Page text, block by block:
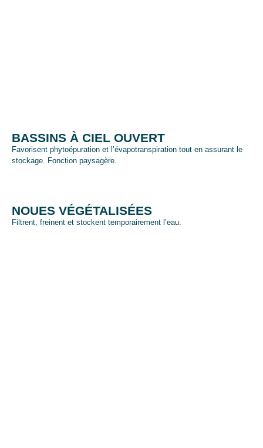
BASSINS À CIEL OUVERT
Favorisent phytoépuration et l’évapotranspiration tout en assurant le
stockage. Fonction paysagère.
NOUES VÉGÉTALISÉES
Filtrent, freinent et stockent temporairement l’eau.